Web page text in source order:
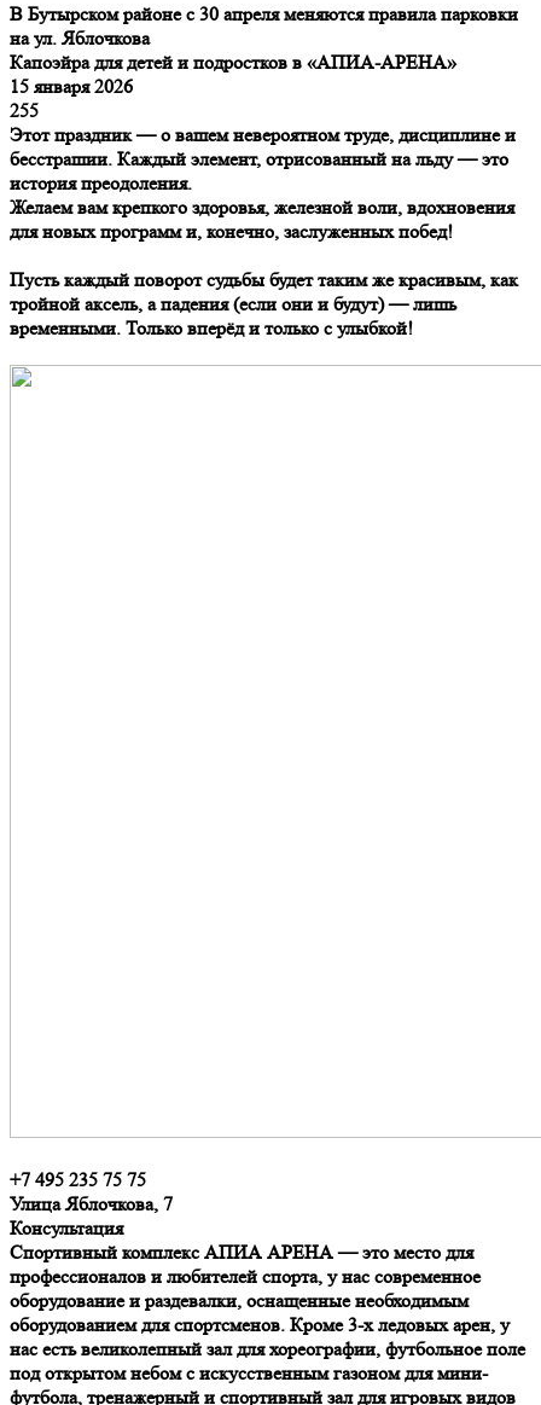
В Бутырском районе с 30 апреля меняются правила парковки
на ул. Яблочкова
Капоэйра для детей и подростков в «АПИА-АРЕНА»
15 января 2026
255
Этот праздник — о вашем невероятном труде, дисциплине и
бесстрашии. Каждый элемент, отрисованный на льду — это
история преодоления.
Желаем вам крепкого здоровья, железной воли, вдохновения
для новых программ и, конечно, заслуженных побед!
Пусть каждый поворот судьбы будет таким же красивым, как
тройной аксель, а падения (если они и будут) — лишь
временными. Только вперёд и только с улыбкой!
+7 495 235 75 75
Улица Яблочкова, 7
Консультация
Спортивный комплекс АПИА АРЕНА — это место для
профессионалов и любителей спорта, у нас современное
оборудование и раздевалки, оснащенные необходимым
оборудованием для спортсменов. Кроме 3-х ледовых арен, у
нас есть великолепный зал для хореографии, футбольное поле
под открытом небом с искусственным газоном для мини-
футбола, тренажерный и спортивный зал для игровых видов